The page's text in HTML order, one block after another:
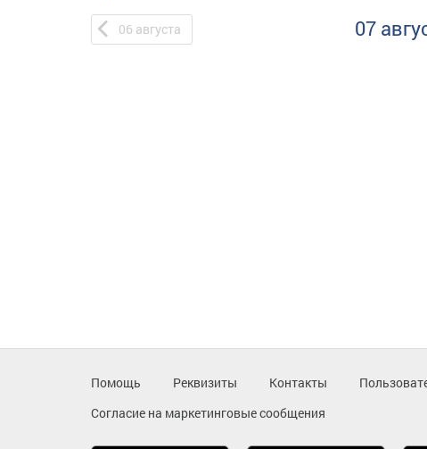
06 августа 07
Помощь Реквизиты Контакты
Согласие на маркетинговые сообщения